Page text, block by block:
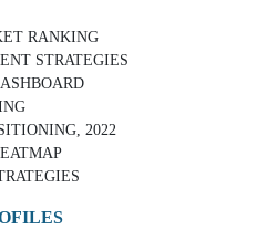
RANKING
STRATEGIES
2022